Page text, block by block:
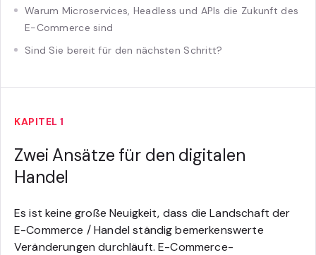
Warum Microservices, Headless und APIs die Zukunft des
E-Commerce sind
Sind Sie bereit für den nächsten Schritt?
KAPITEL 1
Zwei Ansätze für den digitalen
Handel
Es ist keine große Neuigkeit, dass die Landschaft der
E-Commerce / Handel ständig bemerkenswerte
Veränderungen durchläuft. E-Commerce-